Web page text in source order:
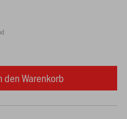
den Warenkorb